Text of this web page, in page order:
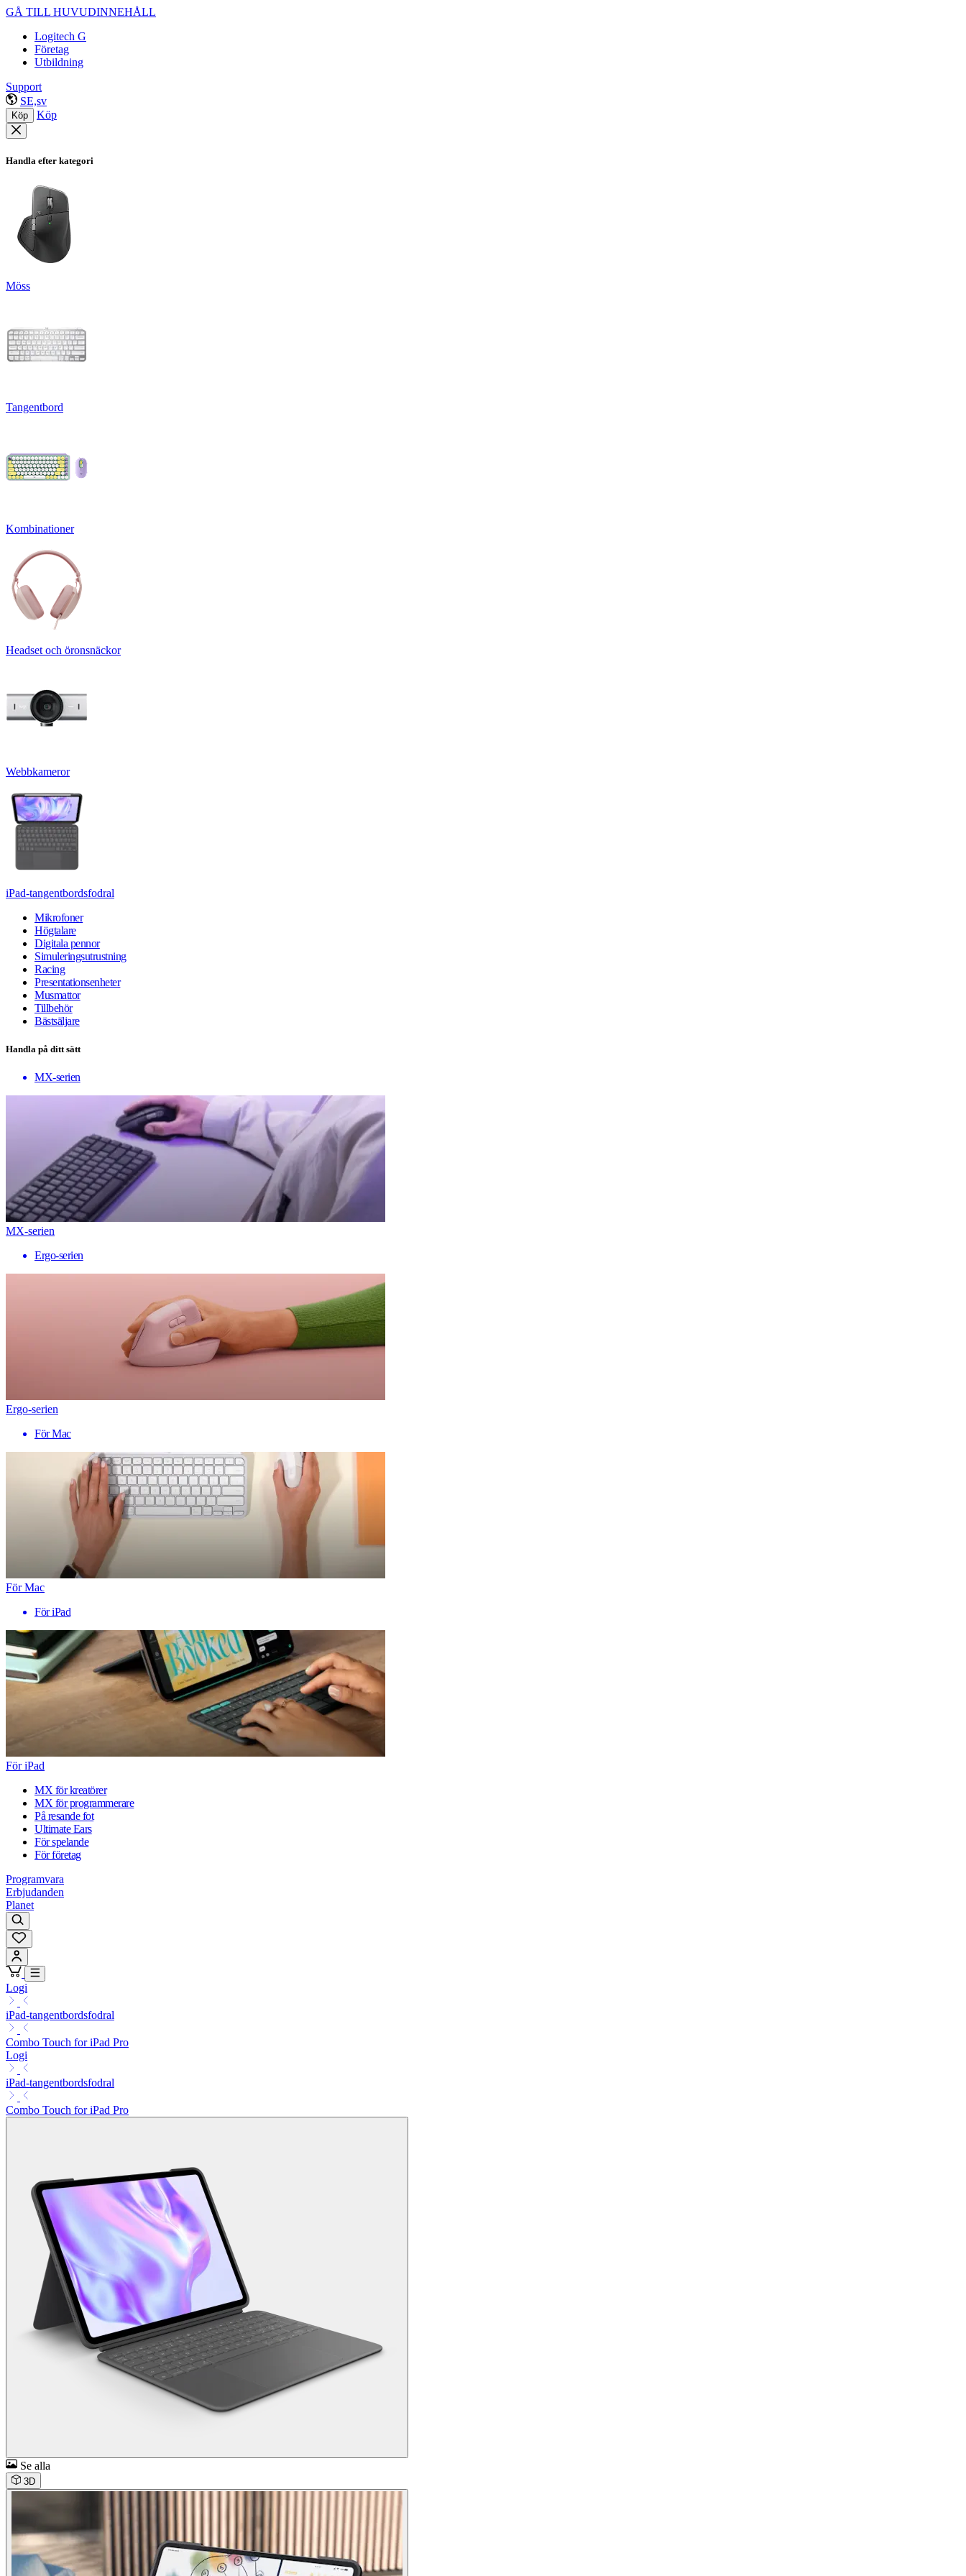
GÅ TILL HUVUDINNEHÅLL
Logitech G
Företag
Utbildning
Support
SE,sv
Köp Köp
Handla efter kategori
Möss
Tangentbord
Kombinationer
Headset och öronsnäckor
Webbkameror
iPad-tangentbordsfodral
Mikrofoner
Högtalare
Digitala pennor
Simuleringsutrustning
Racing
Presentationsenheter
Musmattor
Tillbehör
Bästsäljare
Handla på ditt sätt
MX-serien
MX-serien
Ergo-serien
Ergo-serien
För Mac
För Mac
För iPad
För iPad
MX för kreatörer
MX för programmerare
På resande fot
Ultimate Ears
För spelande
För företag
Programvara
Erbjudanden
Planet
Logi
iPad-tangentbordsfodral
Combo Touch for iPad Pro
Logi
iPad-tangentbordsfodral
Combo Touch for iPad Pro
Se alla
3D